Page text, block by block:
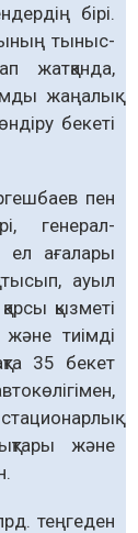
бірі.
тыныс-
жатқанда,
жаңалық
бекеті
пен
генерал-
ел ағалары
ауыл
қызметі
тиімді
35 бекет
және
теңгеден